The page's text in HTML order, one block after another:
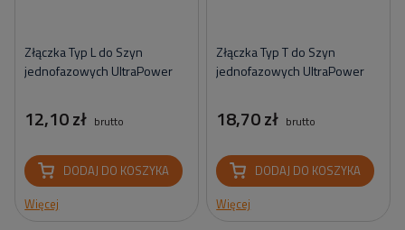
Złączka Typ L do Szyn
jednofazowych UltraPower
12,10 zł brutto
DODAJ DO KOSZYKA
Więcej
Złączka Typ T do Szyn
jednofazowych UltraPower
18,70 zł brutto
DODAJ DO KOSZYKA
Więcej